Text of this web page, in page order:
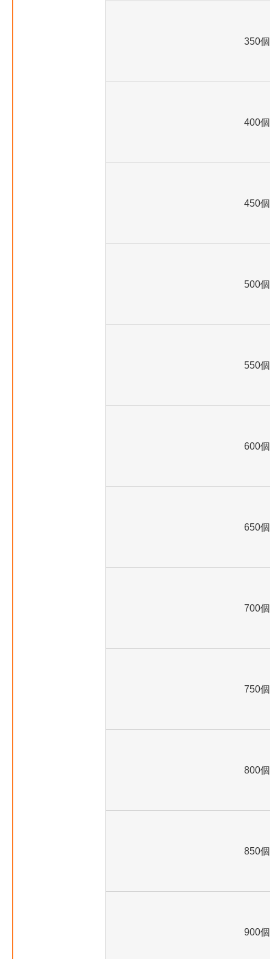
350個
400個
450個
500個
550個
600個
650個
700個
750個
800個
850個
900個